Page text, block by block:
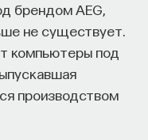
брендом AEG,
не существует.
компьютеры под
производством
использование
еще
то, что студент
он это делает.
как помощника,
усилия, студенты